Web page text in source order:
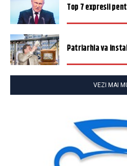
Top 7 expresii
Patriarhia va
VEZI MAI